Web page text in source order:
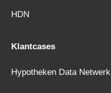
HDN
Klantcases
Hypotheken Data Netwerk